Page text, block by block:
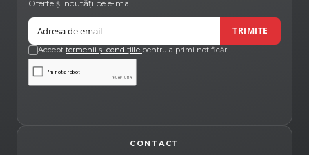
Oferte și noutăți pe e-mail.
Email
TRIMITE
Accept termenii și condițiile pentru a primi notificări